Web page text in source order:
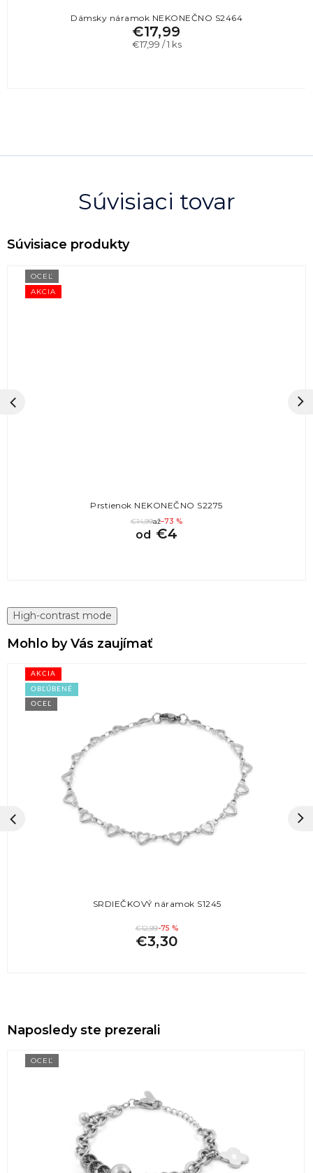
Súvisiaci tovar
AKCIA
OCEĽ
Prstienok NEKONEČNO S2275
€14,99až–73 %
od €4
Dámsky náramok NEKONEČNO S2464
€17,99
Jednotková
€17,99 / 1 ks
High-contrast mode
Mohlo by Vás zaujímať
AKCIA
OBĽÚBENÉ
OCEĽ
SRDIEČKOVÝ náramok S1245
€12,99-75 %
€3,30
Naposledy ste prezerali
OCEĽ